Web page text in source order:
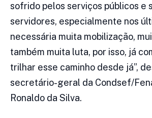
sofrido pelos serviços públicos e
servidores, especialmente nos
necessária muita mobilização,
também muita luta, por isso, já
trilhar esse caminho desde já”,
secretário-geral da Condsef/
Ronaldo da Silva.